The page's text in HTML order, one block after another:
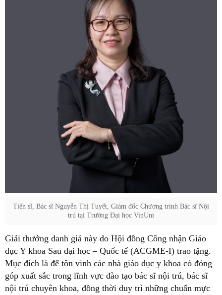
Tiến sĩ, Bác sĩ Nguyễn Thị Tuyết, Giám đốc Chương trình Bác sĩ Nội
trú tại Trường Đại học VinUni
Giải thưởng danh giá này do Hội đồng Công nhận Giáo
dục Y khoa Sau đại học – Quốc tế (ACGME-I) trao tặng.
Mục đích là để tôn vinh các nhà giáo dục y khoa có đóng
góp xuất sắc trong lĩnh vực đào tạo bác sĩ nội trú, bác sĩ
nội trú chuyên khoa, đồng thời duy trì những chuẩn mực